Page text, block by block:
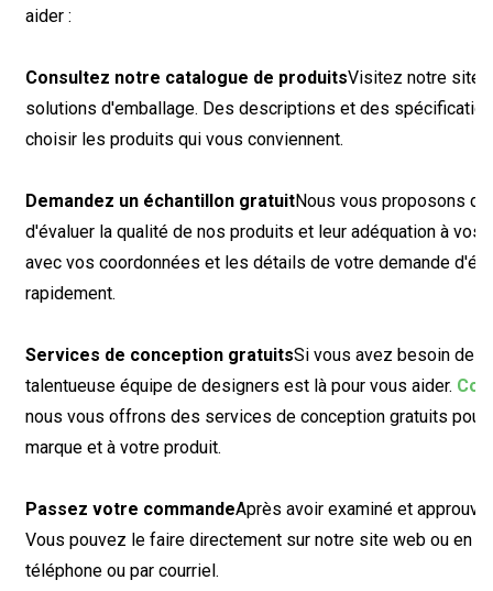
aider :
Consultez notre catalogue de produitsVisitez notre site
solutions d'emballage. Des descriptions et des
choisir les produits qui vous conviennent.
Demandez un échantillon gratuitNous vous proposons
d'évaluer la qualité de nos produits et leur adéquation à
avec vos coordonnées et les détails de votre demande
rapidement.
Services de conception gratuitsSi vous avez besoin de
talentueuse équipe de designers est là pour vous aider.
nous vous offrons des services de conception gratuits
marque et à votre produit.
Passez votre commandeAprès avoir examiné et
Vous pouvez le faire directement sur notre site web ou en
téléphone ou par courriel.